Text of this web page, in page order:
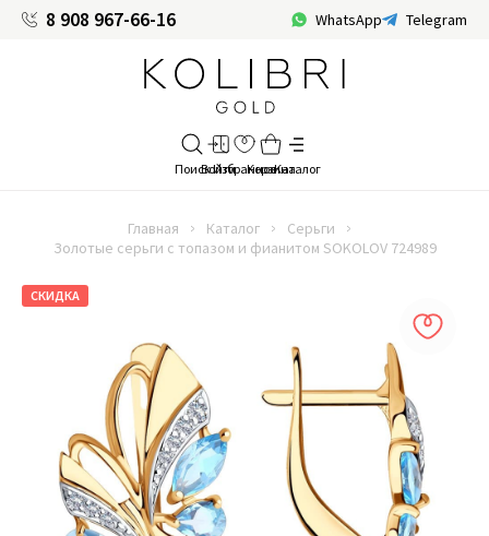
8 908 967-66-16 WhatsApp Telegram
Главная Каталог
Серьги
Золотые серьги с топазом и фианитом SOKOLOV 724989
СКИДКА